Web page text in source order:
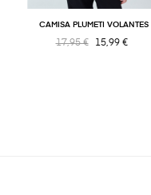
CAMISA PLUMETI VOLANTES
17,95 € 15,99 €